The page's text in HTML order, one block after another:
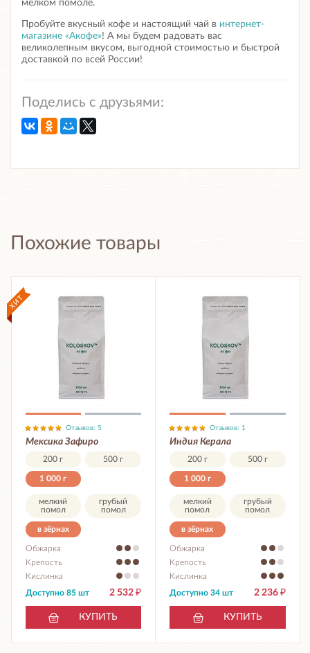
мелком помоле.
Пробуйте вкусный кофе и настоящий чай в интернет-
магазине «Акофе»! А мы будем радовать вас
великолепным вкусом, выгодной стоимостью и быстрой
доставкой по всей России!
Поделись с друзьями:
Похожие товары
Отзывов: 5
Мексика Зафиро
200 г 500 г
1 000 г
мелкий
помол
грубый
помол
в зёрнах
Обжарка
Крепость
Кислинка
2 532 ₽
Доступно 85 шт
КУПИТЬ
Отзывов: 1
Индия Керала
200 г 500 г
1 000 г
мелкий
помол
грубый
помол
в зёрнах
Обжарка
Крепость
Кислинка
2 236 ₽
Доступно 34 шт
КУПИТЬ